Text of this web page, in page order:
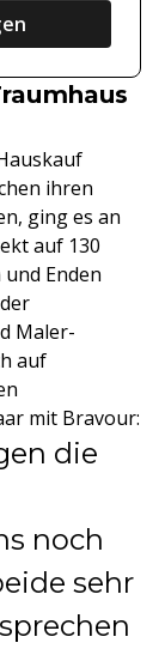
ihren
ging es an
auf 130
Enden
Maler-
auf
mit Bravour:
die
noch
sehr